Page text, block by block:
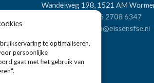
te optimaliseren,
persoonlijke
gaat met het gebruik van
Wandelweg 198, 1521 AM
+31 6 2708 6347
verkoop@eissensfse.nl